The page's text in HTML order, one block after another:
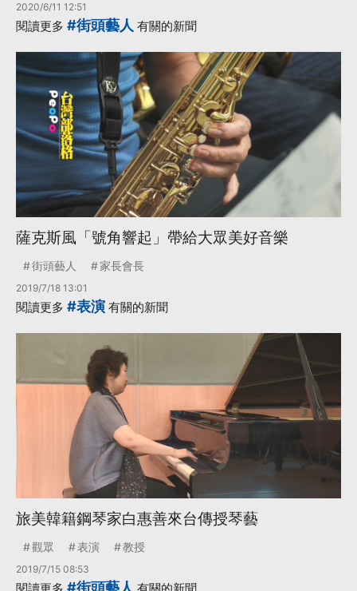
2020/6/11 12:51
閱讀更多 #街頭藝人 有關的新聞
薩克斯風「號角響起」帶給大眾美好音樂
街頭藝人 家長會長
2019/7/18 13:01
閱讀更多 #表演 有關的新聞
旅美韓籍鋼琴家白惠善來台傳授琴藝
觀眾 表演 教授
2019/7/15 08:53
#街頭藝人